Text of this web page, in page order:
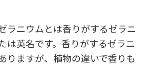
ラニウムとは香りがするゼラニ
は英名です。香りがするゼラニ
りますが、植物の違いで香りも